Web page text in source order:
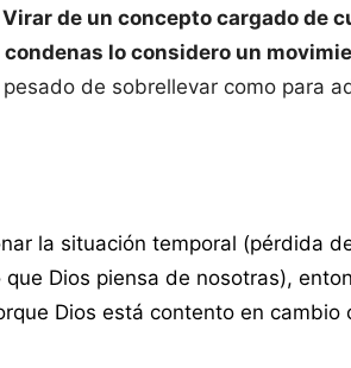
de un concepto cargado de
lo considero un
de sobrellevar como para
la situación temporal (pérdida
Dios piensa de nosotras),
Dios está contento en cambio